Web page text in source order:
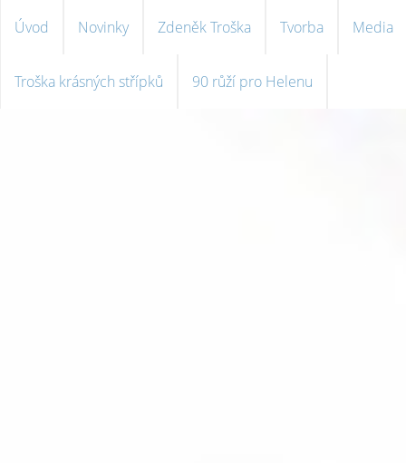
Úvod Novinky Zdeněk Troška Tvorba Media
Troška krásných střípků 90 růží pro Helenu